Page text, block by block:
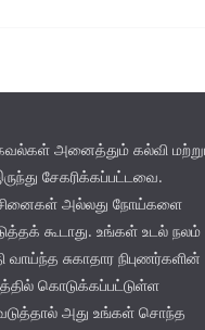
அனைத்தும் கல்வி
சேகரிக்கப்பட்டவை.
அல்லது நோய்களை
கூடாது. உங்கள் உடல் நலம்
வாய்ந்த சுகாதார நிபுணர்களின்
கொடுக்கப்பட்டுள்ள
அது உங்கள் சொந்த